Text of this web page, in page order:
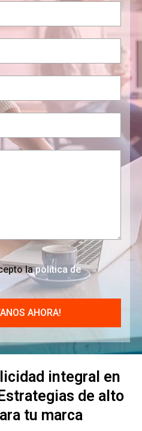
lapolítica de
integral en
de alto
tu marca